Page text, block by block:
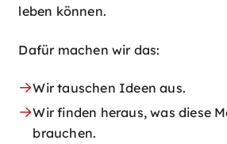
leben können.
Dafür machen wir das:
Wir tauschen Ideen aus.
Wir finden heraus, was diese
brauchen.